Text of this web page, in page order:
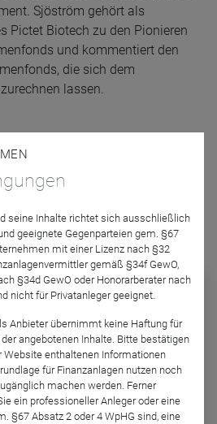
Sjöström gehört als
Pictet Biotech zu den Pionieren
und kommentiert den
die sich dem
lassen.
seine Inhalte richtet sich ausschließlich
geeignete Gegenparteien gem. §67
mit einer Lizenz nach §32
gemäß §34f GewO,
§34d GewO oder Honorarberater nach
nicht für Privatanleger geeignet.
Anbieter übernimmt keine Haftung für
angebotenen Inhalte. Bitte bestätigen
Website enthaltenen Informationen
für Finanzanlagen nutzen noch
machen werden. Ferner
ein professioneller Anleger oder eine
§67 Absatz 2 oder 4 WpHG sind, eine